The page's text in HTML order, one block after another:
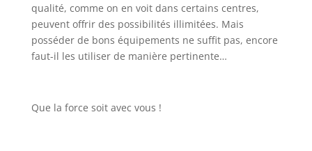
qualité, comme on en voit dans certains centres,
peuvent offrir des possibilités illimitées. Mais
posséder de bons équipements ne suffit pas, encore
faut-il les utiliser de manière pertinente…
Que la force soit avec vous !